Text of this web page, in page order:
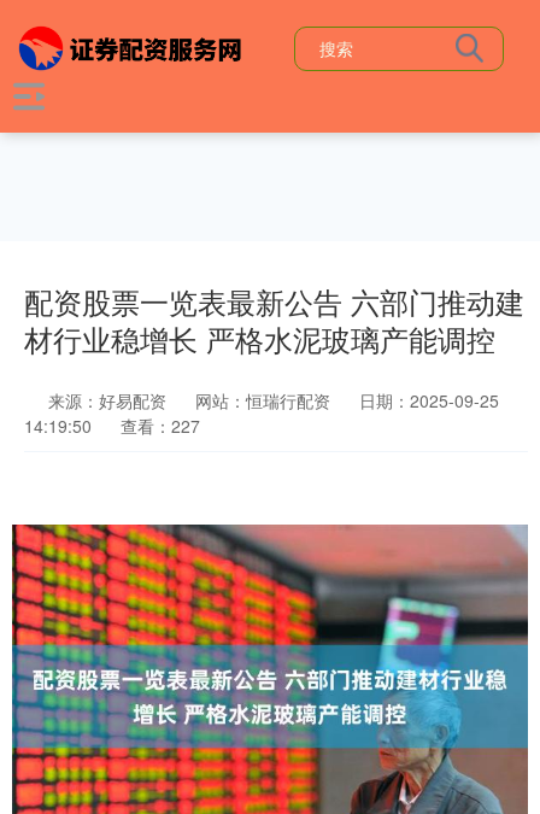
配资股票一览表最新公告 六部门推动建
材行业稳增长 严格水泥玻璃产能调控
来源：好易配资 网站：恒瑞行配资
日期：2025-09-25
14:19:50
查看：227